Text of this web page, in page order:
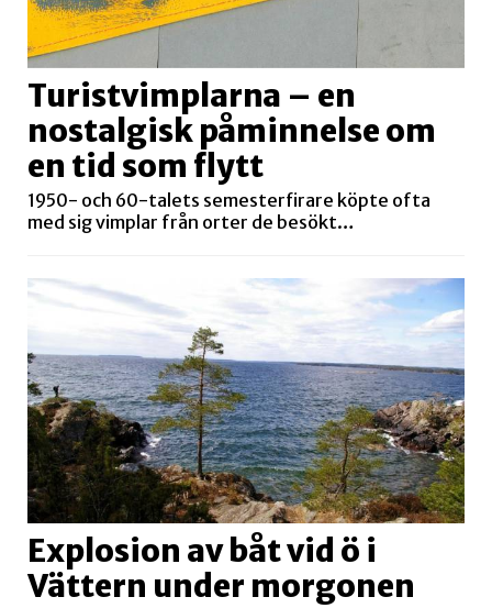
Turistvimplarna – en
nostalgisk påminnelse om
en tid som flytt
1950- och 60-talets semesterfirare köpte ofta
med sig vimplar från orter de besökt…
Explosion av båt vid ö i
Vättern under morgonen